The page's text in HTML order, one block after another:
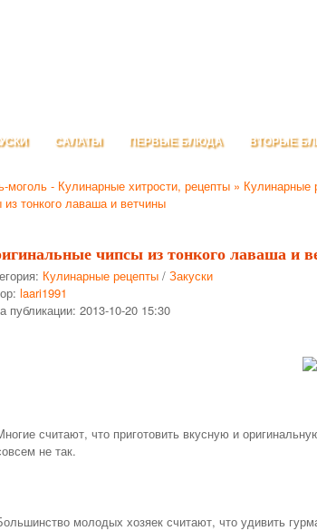
САЛАТЫ ПЕРВЫЕ БЛЮДА ВТОРЫЕ
моголь - Кулинарные хитрости, рецепты » Кулинарные
из тонкого лаваша и ветчины
чипсы из тонкого лаваша и
Кулинарные рецепты / Закуски
laari1991
публикации: 2013-10-20 15:30
считают, что приготовить вкусную и
не так.
молодых хозяек считают, что удивить